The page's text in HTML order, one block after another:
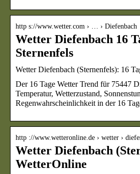
http s://www.wetter.com › … › Diefenbach
Wetter Diefenbach 16
Sternenfels
Wetter Diefenbach (Sternenfels): 16
Der 16 Tage Wetter Trend für 75447
Temperatur, Wetterzustand,
Regenwahrscheinlichkeit in der 16
http ://www.wetteronline.de › wetter ›
Wetter Diefenbach
WetterOnline